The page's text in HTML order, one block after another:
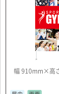
幅 910mm×高